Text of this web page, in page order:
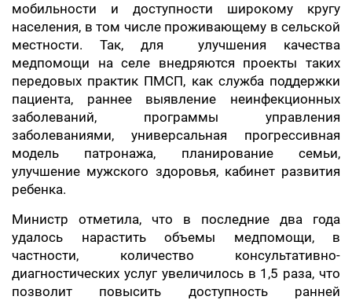
мобильности и доступности широкому кругу
населения, в том числе проживающему в сельской
местности. Так, для улучшения качества
медпомощи на селе внедряются проекты таких
передовых практик ПМСП, как служба поддержки
пациента, раннее выявление неинфекционных
заболеваний, программы управления
заболеваниями, универсальная прогрессивная
модель патронажа, планирование семьи,
улучшение мужского здоровья, кабинет развития
ребенка.
Министр отметила, что в последние два года
удалось нарастить объемы медпомощи, в
частности, количество консультативно-
диагностических услуг увеличилось в 1,5 раза, что
позволит повысить доступность ранней